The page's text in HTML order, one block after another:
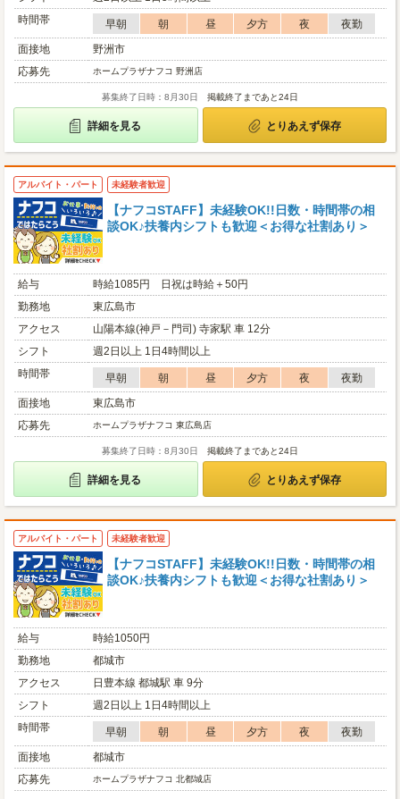
時間帯
早朝 朝 昼 夕方 夜
夜勤
面接地
野洲市
応募先
ホームプラザナフコ 野洲店
募集終了日時：8月30日 掲載終了まであと24日
詳細を見る とりあえず保存
アルバイト・パート 未経験者歓迎
【ナフコSTAFF】未経験OK!!日数・時間帯の相
談OK♪扶養内シフトも歓迎＜お得な社割あり＞
給与
時給1085円 日祝は時給＋50円
勤務地
東広島市
アクセス
山陽本線(神戸－門司) 寺家駅 車 12分
シフト
週2日以上 1日4時間以上
時間帯
早朝 朝 昼 夕方 夜
夜勤
面接地
東広島市
応募先
ホームプラザナフコ 東広島店
募集終了日時：8月30日 掲載終了まであと24日
詳細を見る とりあえず保存
アルバイト・パート 未経験者歓迎
【ナフコSTAFF】未経験OK!!日数・時間帯の相
談OK♪扶養内シフトも歓迎＜お得な社割あり＞
給与
時給1050円
勤務地
都城市
アクセス
日豊本線 都城駅 車 9分
シフト
週2日以上 1日4時間以上
時間帯
早朝 朝 昼 夕方 夜
夜勤
面接地
都城市
応募先
ホームプラザナフコ 北都城店